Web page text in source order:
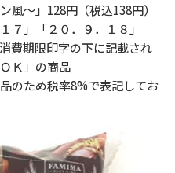
風～」128円（税込138円）
７」「２０．９．１８」
費期限印字の下に記載され
Ｋ」の商品
のため税率8%で表記してお